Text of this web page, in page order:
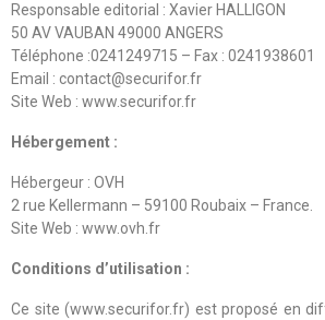
Responsable editorial : Xavier HALLIGON
50 AV VAUBAN 49000 ANGERS
Téléphone :0241249715 – Fax : 0241938601
Email : contact@securifor.fr
Site Web : www.securifor.fr
Hébergement :
Hébergeur : OVH
2 rue Kellermann – 59100 Roubaix – France.
Site Web : www.ovh.fr
Conditions d’utilisation :
Ce site (www.securifor.fr) est proposé en